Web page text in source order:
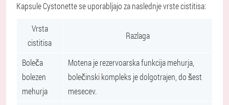
Kapsule Cystonette se uporabljajo za naslednje vrste cistitisa:
Vrsta
cistitisa
Razlaga
Boleča
bolezen
mehurja
Motena je rezervoarska funkcija mehurja,
bolečinski kompleks je dolgotrajen, do šest
mesecev.